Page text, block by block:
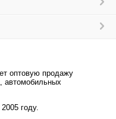
оптовую продажу
автомобильных
году.